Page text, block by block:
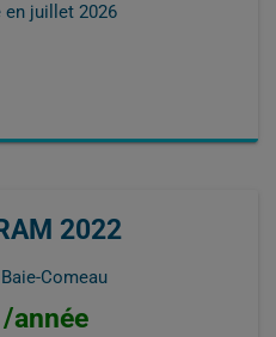
en juillet 2026
2022
Comeau
année